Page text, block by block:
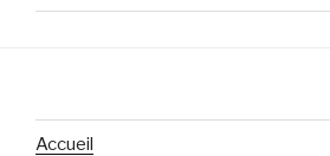
Accueil